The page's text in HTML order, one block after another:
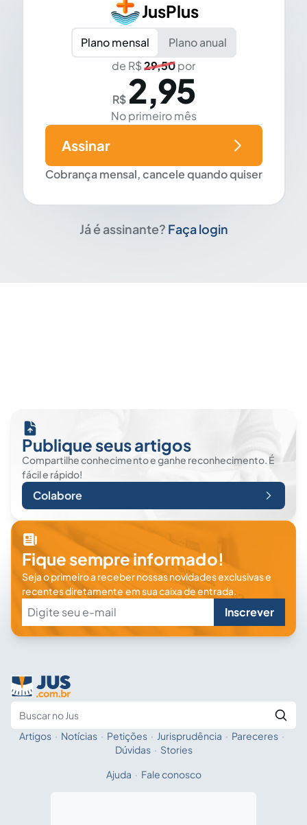
JusPlus
Plano mensal
Plano anual
de R$29,50por
R$ 2,95
No primeiro mês
Cobrança mensal, cancele quando quiser
Assinar
Já é assinante? Faça login
Publique seus artigos
Compartilhe conhecimento e ganhe reconhecimento. É
fácil e rápido!
Colabore
Fique sempre informado!
Seja o primeiro a receber nossas novidades exclusivas e
recentes diretamente em sua caixa de entrada.
Inscrever
Fale com a IA
Artigos · Notícias · Petições · Jurisprudência · Pareceres ·
Dúvidas · Stories
Ajuda · Fale conosco